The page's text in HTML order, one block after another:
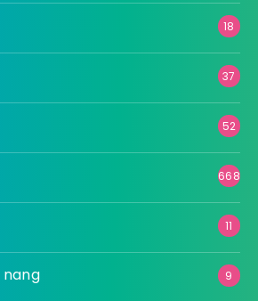
18
37
52
668
11
nang 9